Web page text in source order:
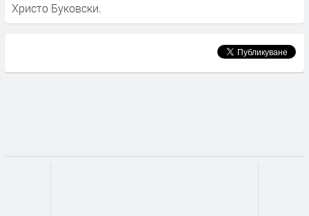
Христо Буковски.